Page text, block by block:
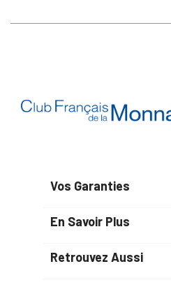
Vos Garanties
En Savoir Plus
Retrouvez Aussi